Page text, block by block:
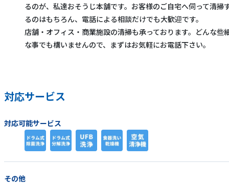
るのが、私達おそうじ本舗です。お客様のご自宅へ伺って清掃
るのはもちろん、電話による相談だけでも大歓迎です。
店舗・オフィス・商業施設の清掃も承っております。どんな些
な事でも構いませんので、まずはお気軽にお電話下さい。
対応サービス
対応可能サービス
その他